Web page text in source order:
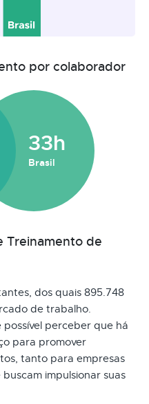
por colaborador
33h
Brasil
Treinamento de
dos quais 895.748
de trabalho.
possível perceber que há
para promover
tanto para empresas
impulsionar suas